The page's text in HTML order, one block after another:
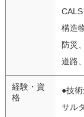
構造
防災
道路
経験・資
格
●技
サル